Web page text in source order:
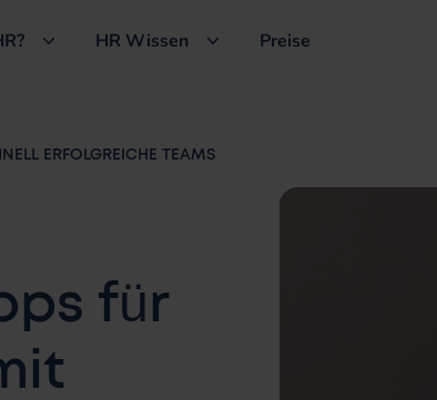
HR Wissen Preise
ERFOLGREICHE TEAMS
für